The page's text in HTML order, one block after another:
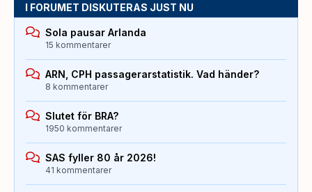
I FORUMET DISKUTERAS JUST NU
Sola pausar Arlanda
15 kommentarer
ARN, CPH passagerarstatistik. Vad händer?
8 kommentarer
Slutet för BRA?
1950 kommentarer
SAS fyller 80 år 2026!
41 kommentarer